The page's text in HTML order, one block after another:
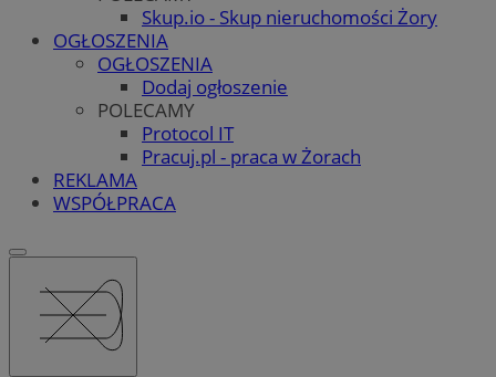
Skup.io - Skup nieruchomości Żory
OGŁOSZENIA
OGŁOSZENIA
Dodaj ogłoszenie
POLECAMY
Protocol IT
Pracuj.pl - praca w Żorach
REKLAMA
WSPÓŁPRACA